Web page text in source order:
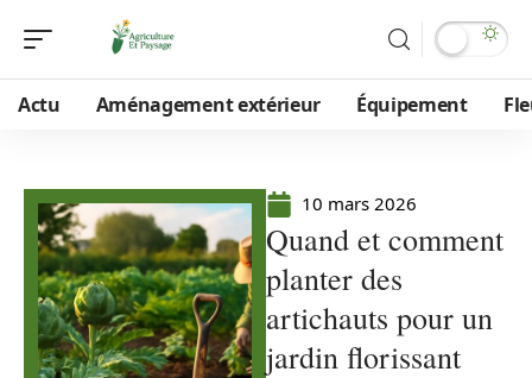
Actu Aménagement extérieur Équipement
10 mars 2026
Quand et comment
planter des
artichauts pour un
jardin florissant